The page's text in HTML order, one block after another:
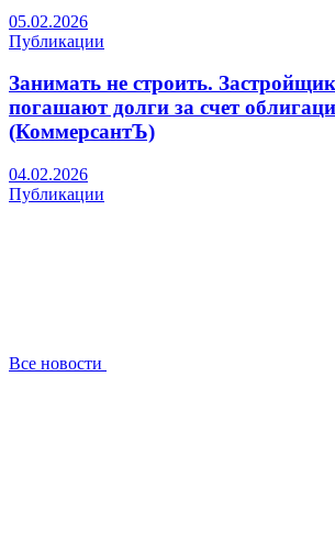
05.02.2026
Публикации
Занимать не строить.
погашают долги за счет
(КоммерсантЪ)
04.02.2026
Публикации
Все новости